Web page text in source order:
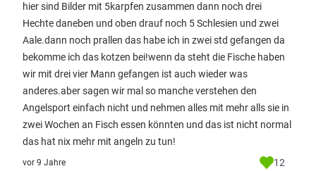
hier sind Bilder mit 5karpfen zusammen dann noch drei
Hechte daneben und oben drauf noch 5 Schlesien und zwei
Aale.dann noch prallen das habe ich in zwei std gefangen da
bekomme ich das kotzen bei!wenn da steht die Fische haben
wir mit drei vier Mann gefangen ist auch wieder was
anderes.aber sagen wir mal so manche verstehen den
Angelsport einfach nicht und nehmen alles mit mehr alls sie in
zwei Wochen an Fisch essen könnten und das ist nicht normal
das hat nix mehr mit angeln zu tun!
vor 9 Jahre 12